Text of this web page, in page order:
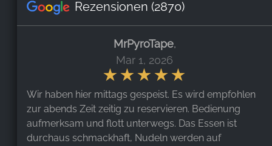
Rezensionen (2870)
MrPyroTape,
Mar 1, 2026
Wir haben hier mittags gespeist. Es wird empfohlen
zur abends Zeit zeitig zu reservieren. Bedienung
aufmerksam und flott unterwegs. Das Essen ist
durchaus schmackhaft, Nudeln werden auf